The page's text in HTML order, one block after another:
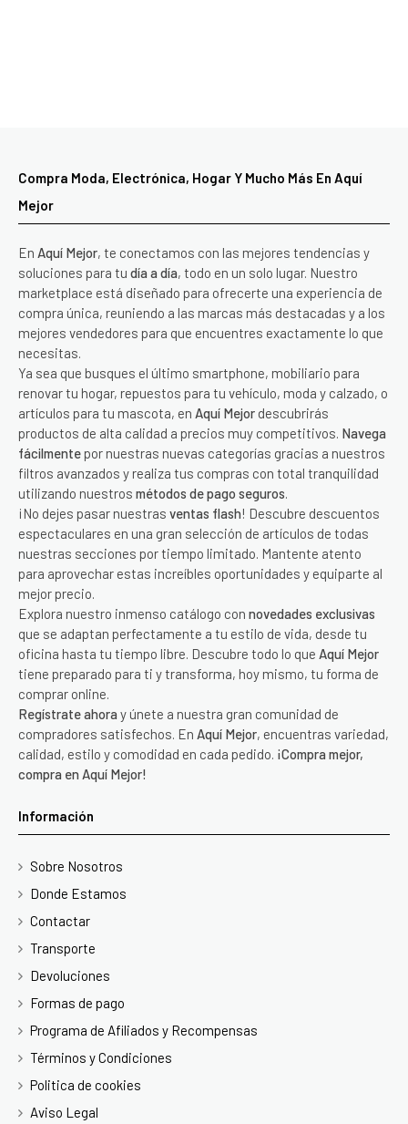
Compra Moda, Electrónica, Hogar Y Mucho Más En Aquí
Mejor
En Aquí Mejor, te conectamos con las mejores tendencias y
soluciones para tu día a día, todo en un solo lugar. Nuestro
marketplace está diseñado para ofrecerte una experiencia de
compra única, reuniendo a las marcas más destacadas y a los
mejores vendedores para que encuentres exactamente lo que
necesitas.
Ya sea que busques el último smartphone, mobiliario para
renovar tu hogar, repuestos para tu vehículo, moda y calzado, o
artículos para tu mascota, en Aquí Mejor descubrirás
productos de alta calidad a precios muy competitivos. Navega
fácilmente por nuestras nuevas categorías gracias a nuestros
filtros avanzados y realiza tus compras con total tranquilidad
utilizando nuestros métodos de pago seguros.
¡No dejes pasar nuestras ventas flash! Descubre descuentos
espectaculares en una gran selección de artículos de todas
nuestras secciones por tiempo limitado. Mantente atento
para aprovechar estas increíbles oportunidades y equiparte al
mejor precio.
Explora nuestro inmenso catálogo con novedades exclusivas
que se adaptan perfectamente a tu estilo de vida, desde tu
oficina hasta tu tiempo libre. Descubre todo lo que Aquí Mejor
tiene preparado para ti y transforma, hoy mismo, tu forma de
comprar online.
Regístrate ahora y únete a nuestra gran comunidad de
compradores satisfechos. En Aquí Mejor, encuentras variedad,
calidad, estilo y comodidad en cada pedido. ¡Compra mejor,
compra en Aquí Mejor!
Información
Sobre Nosotros
Donde Estamos
Contactar
Transporte
Devoluciones
Formas de pago
Programa de Afiliados y Recompensas
Términos y Condiciones
Politica de cookies
Aviso Legal